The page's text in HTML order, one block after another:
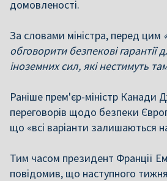
домовленості.
За словами міністра, перед цим
обговорити безпекові гарантії
іноземних сил, які нестимуть
Раніше прем'єр-міністр Канади
переговорів щодо безпеки
що «всі варіанти залишаються
Тим часом президент Франції
повідомив, що наступного